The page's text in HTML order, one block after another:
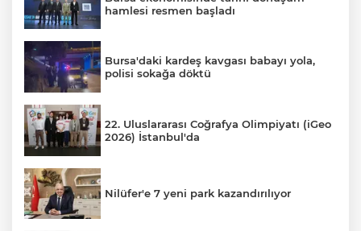
hamlesi resmen başladı
Bursa'daki kardeş kavgası babayı yola,
polisi sokağa döktü
22. Uluslararası Coğrafya Olimpiyatı (iGeo
2026) İstanbul'da
Nilüfer'e 7 yeni park kazandırılıyor